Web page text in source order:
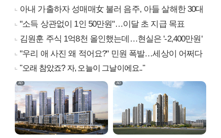
아내 가출하자 성매매女 불러 음주, 아들 살해한 30대
"소득 상관없이 1인 50만원"…이달 초 지급 목표
김원훈 주식 1억8천 올인했는데…현실은 '-2,400만원'
"우리 애 사진 왜 적어요?" 민원 폭발…세상이 어쩌다
"오래 참았죠? 자, 오늘이 그날이에요.."